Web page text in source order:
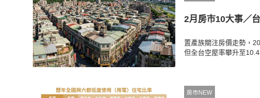
2月房市10大事／
置產族關注房價走勢，
但全台空屋率攀升至
房市NEW